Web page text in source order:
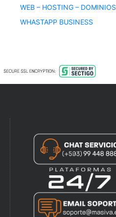
WEB – HOSTING – DOMINIOS
WHASTAPP BUSINESS